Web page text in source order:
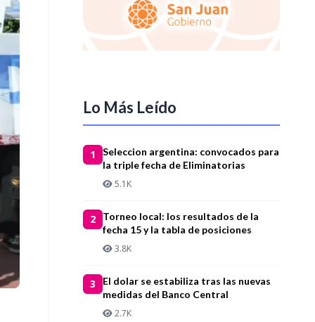
Lo Más Leído
1
Seleccion argentina: convocados para
la triple fecha de Eliminatorias
5.1K
2
Torneo local: los resultados de la
fecha 15 y la tabla de posiciones
3.8K
3
El dolar se estabiliza tras las nuevas
medidas del Banco Central
2.7K